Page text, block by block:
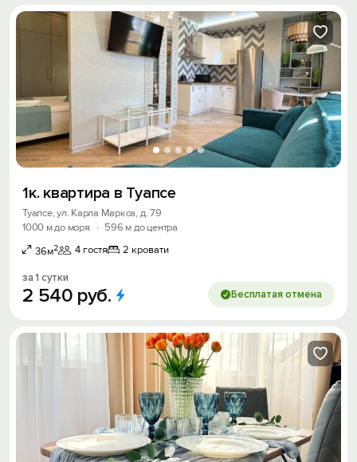
1к. квартира в Туапсе
Туапсе, ул. Карла Маркса, д. 79
1000 м до моря
· 596 м до центра
36м2 4 гостя 2 кровати
за 1 сутки
2 540 руб. Бесплатая отмена